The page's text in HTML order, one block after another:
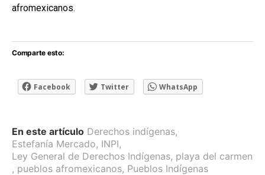
afromexicanos.
Comparte esto:
Facebook Twitter WhatsApp
En este artículo Derechos indígenas,
Estefanía Mercado, INPI,
Ley General de Derechos Indígenas, playa del carmen
, pueblos afromexicanos, Pueblos Indígenas